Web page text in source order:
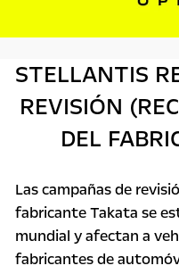
STELLANTIS
REVISIÓN
DEL
Las campañas de
fabricante Takata se
mundial y afectan a
fabricantes de